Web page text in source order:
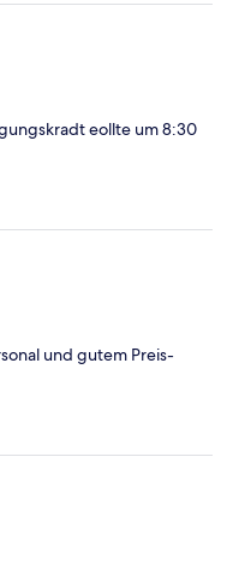
eollte um 8:30
und gutem Preis-